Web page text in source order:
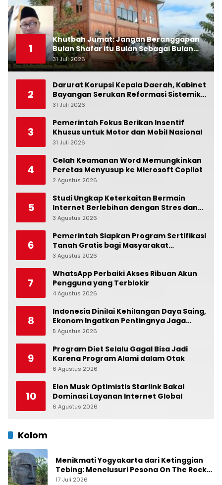
1
Khutbah Jumat: Jangan Beranggapan
Bulan Shafar itu Bulan Sebagai Bulan
Kesialan
31 Juli 2026 0
2
Darurat Korupsi Kepala Daerah, Kabinet
Bayangan Serukan Reformasi Sistemik:
Penindakan Saja Tidak Cukup!
31 Juli 2026
3
Pemerintah Fokus Berikan Insentif
Khusus untuk Motor dan Mobil Nasional
31 Juli 2026
4
Celah Keamanan Word Memungkinkan
Peretas Menyusup ke Microsoft Copilot
2 Agustus 2026
5
Studi Ungkap Keterkaitan Bermain
Internet Berlebihan dengan Stres dan
Suasana Hati
3 Agustus 2026
6
Pemerintah Siapkan Program Sertifikasi
Tanah Gratis bagi Masyarakat
Berpenghasilan Rendah
3 Agustus 2026
7
WhatsApp Perbaiki Akses Ribuan Akun
Pengguna yang Terblokir
4 Agustus 2026
8
Indonesia Dinilai Kehilangan Daya Saing,
Ekonom Ingatkan Pentingnya Jaga
Independensi Bank Indonesia
5 Agustus 2026
9
Program Diet Selalu Gagal Bisa Jadi
Karena Program Alami dalam Otak
6 Agustus 2026
10
Elon Musk Optimistis Starlink Bakal
Dominasi Layanan Internet Global
6 Agustus 2026
Kolom
Menikmati Yogyakarta dari Ketinggian
Tebing: Menelusuri Pesona On The Rock
Jogja yang Sedang Naik Daun
17 Juli 2026